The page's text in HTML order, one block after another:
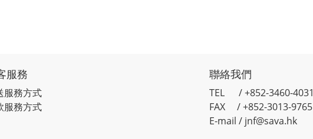
服務
服務方式
服務方式
聯絡我們
TEL / +852-3460-4031
FAX / +852-3013-9765
E-mail / jnf@sava.hk